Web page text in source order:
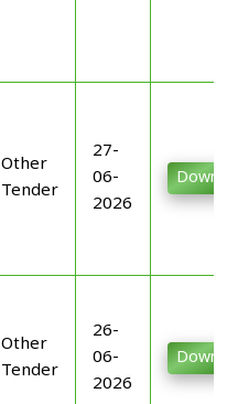
Other
Tender
27-
06-
2026
Other
Tender
26-
06-
2026